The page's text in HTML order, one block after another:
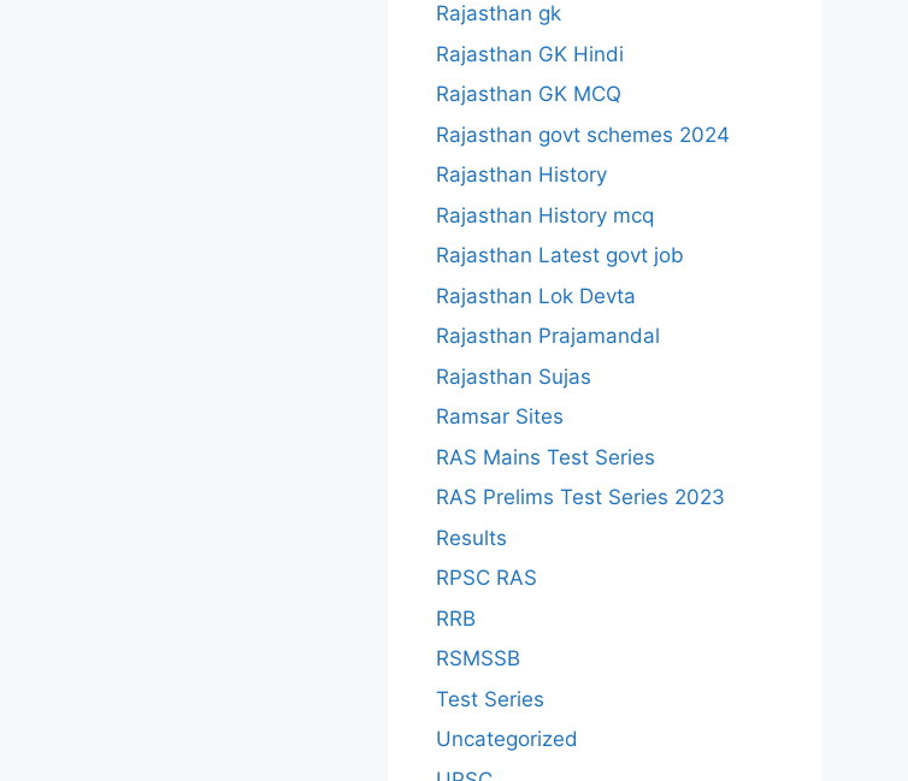
Rajasthan gk
Rajasthan GK Hindi
Rajasthan GK MCQ
Rajasthan govt schemes 2024
Rajasthan History
Rajasthan History mcq
Rajasthan Latest govt job
Rajasthan Lok Devta
Rajasthan Prajamandal
Rajasthan Sujas
Ramsar Sites
RAS Mains Test Series
RAS Prelims Test Series 2023
Results
RPSC RAS
RRB
RSMSSB
Test Series
Uncategorized